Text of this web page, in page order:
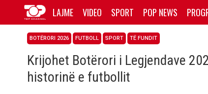
LAJME VIDEO SPORT POP NEWS
BOTËRORI 2026 FUTBOLL SPORT TË FUNDIT
Krijohet Botërori i Legjendave
historinë e futbollit